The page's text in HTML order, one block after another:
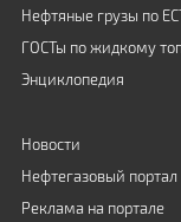
Нефтяные грузы по
ГОСТы по жидкому
Энциклопедия
Новости
Нефтегазовый портал
Реклама на портале